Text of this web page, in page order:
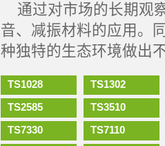
通过对市场的长期观
音、减振材料的应用。
种独特的生态环境做出
TS1028
TS1302
TS2585
TS3510
TS7330
TS7110